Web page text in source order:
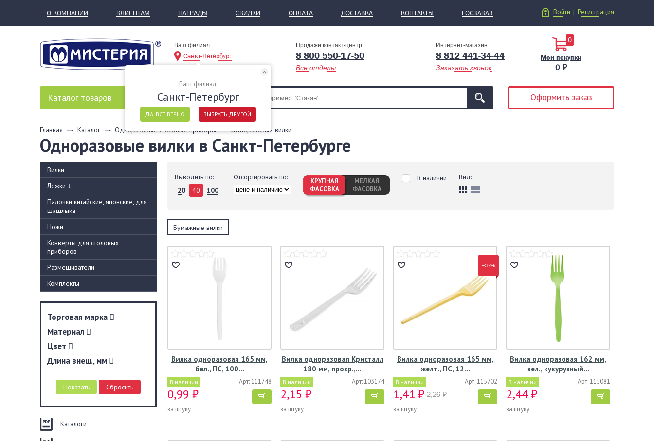
О КОМПАНИИ КЛИЕНТАМ НАГРАДЫ СКИДКИ ОПЛАТА ДОСТАВКА КОНТАКТЫ ГОСЗАКАЗ Войти | Регистрация
Ваш филиал
Санкт-Петербург
Продажи контакт-центр
8 800 550-17-50
Все отделы
Ваш филиал:
Санкт-Петербург
ДА, ВСЕ ВЕРНО ВЫБРАТЬ ДРУГОЙ
Интернет-магазин
8 812 441-34-44
Заказать звонок
0
Мои покупки
0 ₽
Каталог товаров Оформить заказ
Главная Каталог Одноразовые столовые приборы Одноразовые вилки
Одноразовые вилки в Санкт-Петербурге
Вилки
Ложки ↓
Палочки китайские, японские, для
шашлыка
Ножи
Конверты для столовых
приборов
Размешиватели
Комплекты
Торговая марка
Материал
Цвет
Длина внеш., мм
Каталоги
Выводить по:
20
40 100
Отсортировать по:
КРУПНАЯ
ФАСОВКА
МЕЛКАЯ
ФАСОВКА
В наличии Вид:
Бумажные вилки
Вилка одноразовая 165 мм,
бел., ПС, 100…
В наличии Арт: 111748
0,99 ₽
за штуку
Вилка одноразовая Кристалл
180 мм, прозр.,…
В наличии Арт: 103174
2,15 ₽
за штуку
−37%
Вилка одноразовая 165 мм,
желт., ПС, 12…
В наличии Арт: 115702
1,41 ₽ 2,26 ₽
за штуку
Вилка одноразовая 162 мм,
зел., кукурузный…
В наличии Арт: 115081
2,44 ₽
за штуку